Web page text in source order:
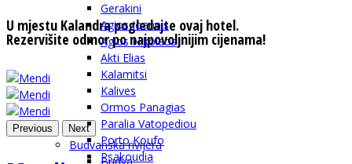
Gerakini
Agios Ioannis
Agios Nikolaos
Akti Elias
Kalamitsi
Kalives
Ormos Panagias
Paralia Vatopediou
Porto Koufo
Psakoudia
Budvanska rivijera
U mjestu Kalandra pogledajte ovaj hotel.
Rezervišite odmor po najpovoljnijim cijenama!
Previous Next